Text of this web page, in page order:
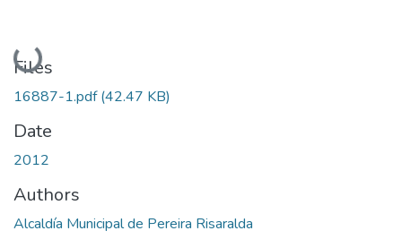
Loading...
Files
16887-1.pdf(42.47 KB)
Date
2012
Authors
Alcaldía Municipal de Pereira Risaralda